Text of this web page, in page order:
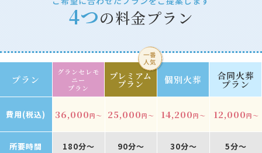
4つの料金プラン
プラン
グランセレモ
ニー
プラン
プレミアム
プラン 個別火葬 合同火葬
プラン
費用(税込) 36,000円～ 25,000円～ 14,200円～ 12,000円～
所要時間 180分～ 90分～ 30分～ 5分～